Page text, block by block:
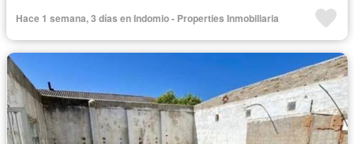
Hace 1 semana, 3 días en Indomio - Properties Inmobiliaria